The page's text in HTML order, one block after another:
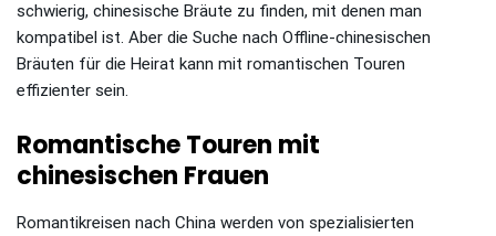
schwierig, chinesische Bräute zu finden, mit denen man
kompatibel ist. Aber die Suche nach Offline-chinesischen
Bräuten für die Heirat kann mit romantischen Touren
effizienter sein.
Romantische Touren mit
chinesischen Frauen
Romantikreisen nach China werden von spezialisierten